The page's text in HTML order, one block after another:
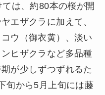
は、約80本の桜が開
エザクラに加えて、
ウ（御衣黄）、淡い
ヒザクラなど多品種
が少しずつずれるた
旬から5月上旬には藤